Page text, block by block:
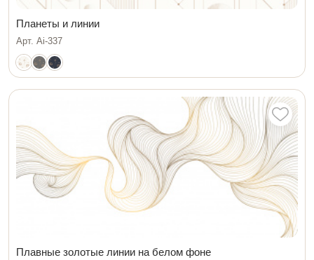
Планеты и линии
Арт. Ai-337
Плавные золотые линии на белом фоне